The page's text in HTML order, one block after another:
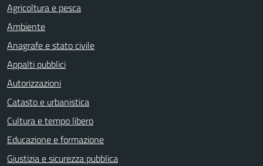
Agricoltura e pesca
Ambiente
Anagrafe e stato civile
Appalti pubblici
Autorizzazioni
Catasto e urbanistica
Cultura e tempo libero
Educazione e formazione
Giustizia e sicurezza pubblica